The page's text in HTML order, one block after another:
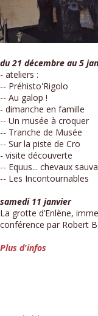
du 21 décembre au 5
- ateliers :
-- Préhisto'Rigolo
-- Au galop !
- dimanche en famille
-- Un musée à croquer
-- Tranche de Musée
-- Sur la piste de Cro
- visite découverte
-- Equus... chevaux
-- Les Incontournables
samedi 11 janvier
La grotte d’Enlène,
conférence par Robert
Plus d'infos